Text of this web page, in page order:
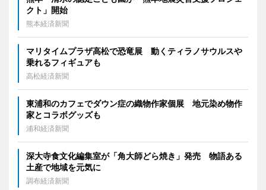
クト」開始
熊本経済新聞
マリタイムプラザ高松で恐竜展 動くティラノサウルスや
乗れるフィギュアも
高松経済新聞
東浦和のカフェでダウン症の織物作家個展 地元染め物作
家とコラボグッズも
浦和経済新聞
深大寺食文化編集室が「角大師どら焼き」発売 物語ある
土産で地域を元気に
調布経済新聞